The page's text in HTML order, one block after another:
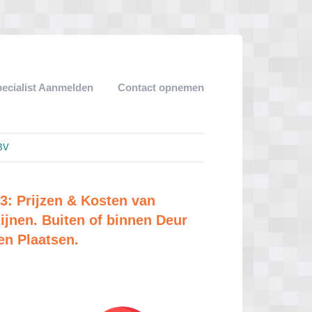
Aanmelden Contact opnemen
Prijzen & Kosten van
Buiten of binnen Deur
Plaatsen.